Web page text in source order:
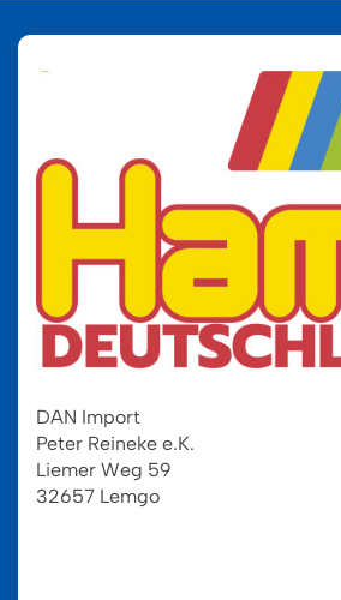
DAN Import
Peter Reineke e.K.
Liemer Weg 59
32657 Lemgo